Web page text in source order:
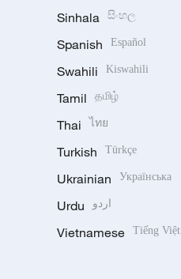
Sinhala සිංහල
Spanish Español
Swahili Kiswahili
Tamil தமிழ்
Thai ไทย
Turkish Türkçe
Ukrainian Українська
Urdu اردو
Vietnamese Tiếng Việt